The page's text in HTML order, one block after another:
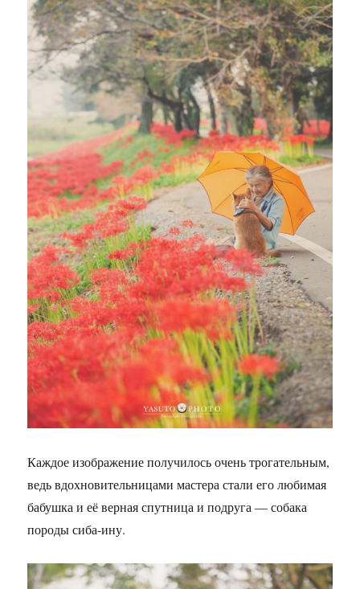
Каждое изображение получилось очень трогательным,
ведь вдохновительницами мастера стали его любимая
бабушка и её верная спутница и подруга — собака
породы сиба-ину.